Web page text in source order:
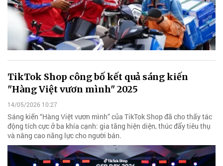
TikTok Shop công bố kết quả sáng kiến
"Hàng Việt vươn mình" 2025
14/05/2026 10:27
Sáng kiến “Hàng Việt vươn mình” của TikTok Shop đã cho thấy tác
động tích cực ở ba khía cạnh: gia tăng hiện diện, thúc đẩy tiêu thụ
và nâng cao năng lực cho người bán.